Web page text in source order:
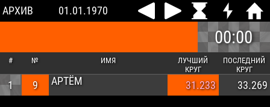
АРХИВ 01.01.1970
00:00
# № ИМЯ
ЛУЧШИЙ
КРУГ
ПОСЛЕДНИЙ
КРУГ
1 9 АРТЁМ 31.233 33.269